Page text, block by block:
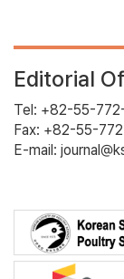
Editorial
Tel: +82-55-
Fax: +82-55-
E-mail: